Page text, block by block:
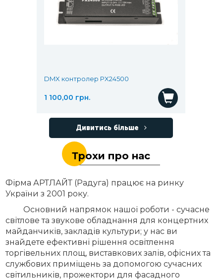
DMX контролер PX24500
1 100,00 грн.
Дивитись більше
Трохи про нас
Фірма АРТЛАЙТ (Радуга) працює на ринку
України з 2001 року.
Основний напрямок нашої роботи - сучасне
світлове та звукове обладнання для концертних
майданчиків, закладів культури; у нас ви
знайдете ефективні рішення освітлення
торгівельних площ, виставкових залів, офісних та
службових приміщень за допомогою сучасних
світильників, прожектори для фасадного